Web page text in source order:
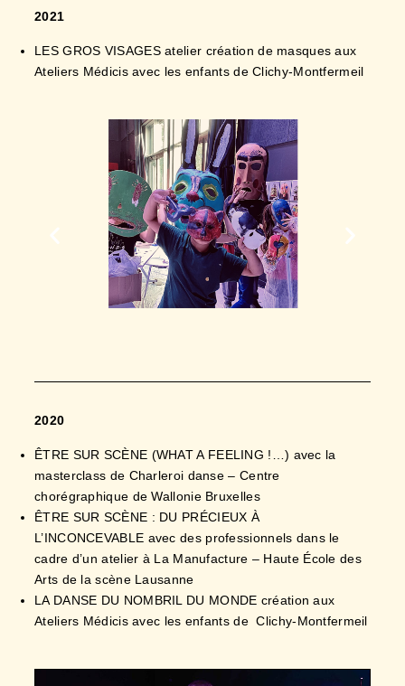
LES GROS VISAGES atelier création de masques aux
2020
ÊTRE SUR SCÈNE (WHAT A FEELING !…) avec la
chorégraphique de Wallonie Bruxelles
ÊTRE SUR SCÈNE : DU PRÉCIEUX À
L’INCONCEVABLE avec des professionnels dans le
cadre d’un atelier à La Manufacture – Haute École des
Arts de la scène Lausanne
LA DANSE DU NOMBRIL DU MONDE création aux
Ateliers Médicis avec les enfants de Clichy-Montfermeil